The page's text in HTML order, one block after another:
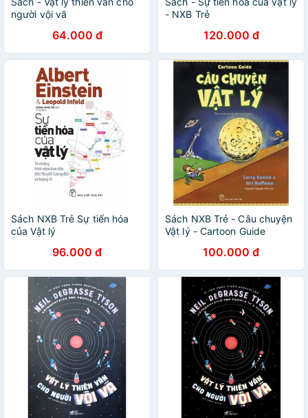
người vội vã
64.000 đ
- NXB Trẻ
120.000 đ
Sách NXB Trẻ Sự tiến hóa
của Vật lý
96.000 đ
Sách NXB Trẻ - Câu chuyện
Vật lý - Cartoon Guide
100.000 đ